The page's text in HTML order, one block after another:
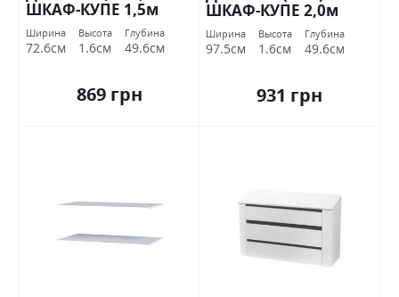
ШКАФ-КУПЕ 1,5м
Стандарт
Ширина
72.6см
Высота
1.6см
Глубина
49.6см
869 грн
ШКАФ-КУПЕ 2,0м
Стандарт
Ширина
97.5см
Высота
1.6см
Глубина
49.6см
931 грн